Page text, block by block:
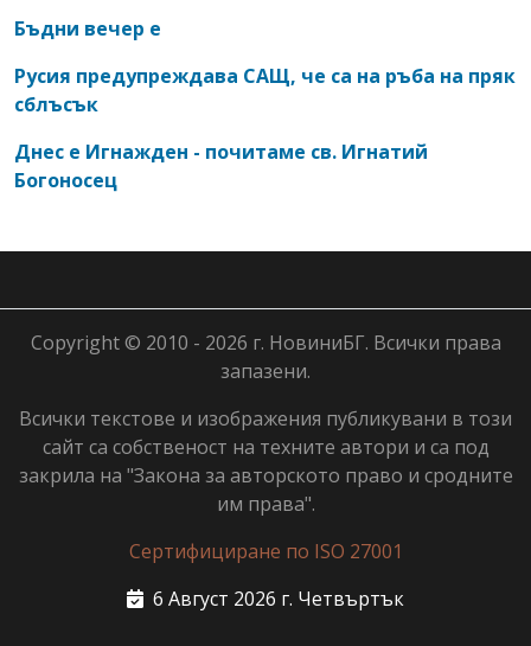
Бъдни вечер е
Русия предупреждава САЩ, че са на ръба на пряк
сблъсък
Днес е Игнажден - почитаме св. Игнатий
Богоносец
Copyright © 2010 - 2026 г. НовиниБГ. Всички права
запазени.
Всички текстове и изображения публикувани в този
сайт са собственост на техните автори и са под
закрила на "Закона за авторското право и сродните
им права".
Сертифициране по ISO 27001
6 Август 2026 г. Четвъртък